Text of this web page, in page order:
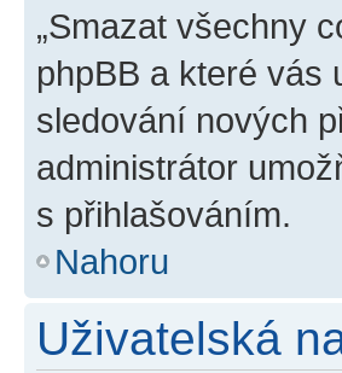
„Smazat všechny
phpBB a které vás
sledování nových
administrátor
s přihlašováním.
Nahoru
Uživatelská